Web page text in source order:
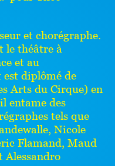
et chorégraphe.
le théâtre à
et au
est diplômé de
Arts du Cirque) en
entame des
tels que
Nicole
Flamand, Maud
Alessandro